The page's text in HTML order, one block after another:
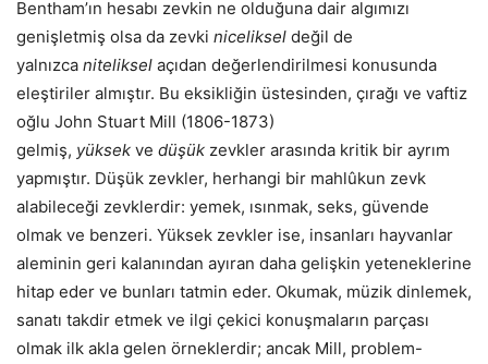
Bentham’ın hesabı zevkin ne olduğuna dair algımızı
genişletmiş olsa da zevki niceliksel değil de
yalnızca niteliksel açıdan değerlendirilmesi konusunda
eleştiriler almıştır. Bu eksikliğin üstesinden, çırağı ve vaftiz
oğlu John Stuart Mill (1806-1873)
gelmiş, yüksek ve düşük zevkler arasında kritik bir ayrım
yapmıştır. Düşük zevkler, herhangi bir mahlûkun zevk
alabileceği zevklerdir: yemek, ısınmak, seks, güvende
olmak ve benzeri. Yüksek zevkler ise, insanları hayvanlar
aleminin geri kalanından ayıran daha gelişkin yeteneklerine
hitap eder ve bunları tatmin eder. Okumak, müzik dinlemek,
sanatı takdir etmek ve ilgi çekici konuşmaların parçası
olmak ilk akla gelen örneklerdir; ancak Mill, problem-